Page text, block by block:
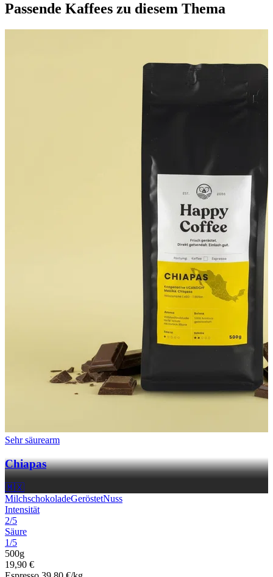
Passende Kaffees zu diesem Thema
Sehr säurearm
Chiapas
🇲🇽
MilchschokoladeGeröstetNuss
Intensität
2/5
Säure
1/5
500g
19,90 €